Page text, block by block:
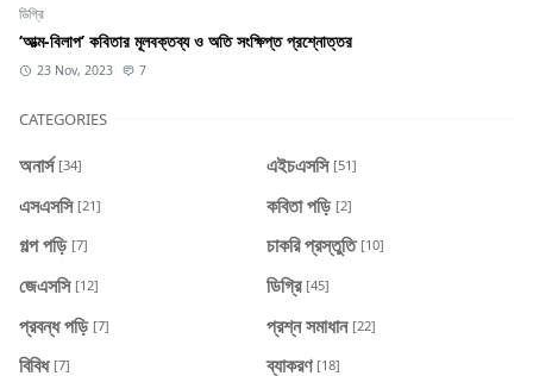
ডিগ্রি
‘আত্ম-বিলাপ’ কবিতার মূলবক্তব্য ও অতি সংক্ষিপ্ত প্রশ্নোত্তর
23 Nov, 2023 7
CATEGORIES
অনার্স [34] এইচএসসি [51]
এসএসসি [21] কবিতা পড়ি [2]
গল্প পড়ি [7] চাকরি প্রস্তুতি [10]
জেএসসি [12] ডিগ্রি [45]
প্রবন্ধ পড়ি [7] প্রশ্ন সমাধান [22]
বিবিধ [7] ব্যাকরণ [18]